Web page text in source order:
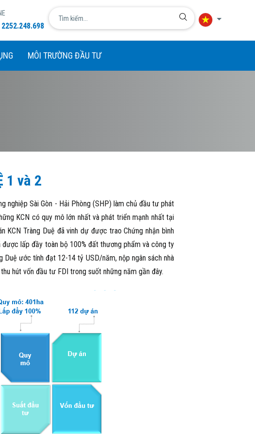
Ngôn ngữ
MÔI TRƯỜNG ĐẦU TƯ
1 và 2
nghiệp Sài Gòn - Hải Phòng (SHP) làm chủ đầu tư phát
KCN có quy mô lớn nhất và phát triển mạnh nhất tại
Tràng Duệ đã vinh dự được trao Chứng nhận bình
lấp đầy toàn bộ 100% đất thương phẩm và công ty
ước tính đạt 12-14 tỷ USD/năm, nộp ngân sách nhà
hút vốn đầu tư FDI trong suốt những năm gần đây.